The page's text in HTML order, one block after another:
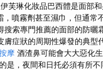
芙琳化妝品巴西體是面部
，噴霧劑甚至濕巾，但通常
搜索專門推薦的面部的防曬
膚症狀的周期性爆發的典型
摩 酒渣鼻可能會大大惡化
是，夜間和日托必須有所不